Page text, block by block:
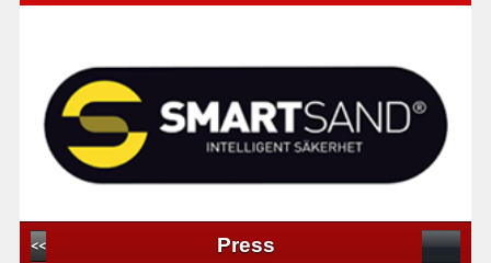
<< Press